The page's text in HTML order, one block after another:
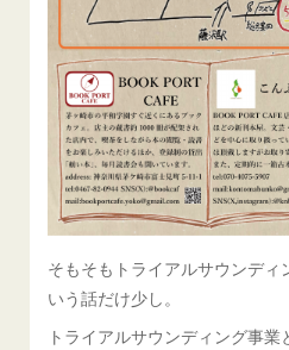
そもそもトライアルサウンディ
いう話だけ少し。
トライアルサウンディング事